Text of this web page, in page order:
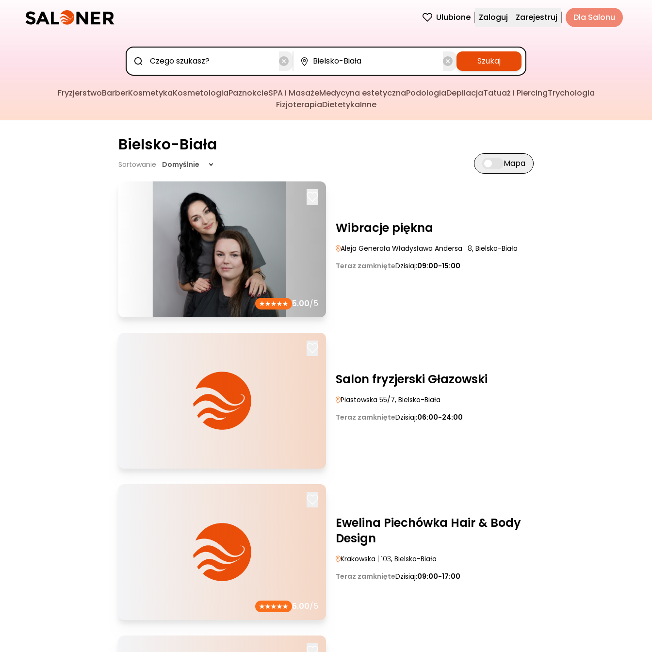
Ulubione Zaloguj Zarejestruj Dla Salonu
Szukaj
FryzjerstwoBarberKosmetykaKosmetologiaPaznokcieSPA i MasażeMedycyna estetycznaPodologiaDepilacjaTatuaż i PiercingTrychologia
FizjoterapiaDietetykaInne
Bielsko-Biała
Sortowanie Domyślnie Przełącz widok mapy
Mapa
5.00/5
Wibracje piękna
Aleja Generała Władysława Andersa | 8, Bielsko-Biała
Teraz zamknięteDzisiaj:09:00-15:00
Salon fryzjerski Głazowski
Piastowska 55/7, Bielsko-Biała
Teraz zamknięteDzisiaj:06:00-24:00
5.00/5
Ewelina Piechówka Hair & Body
Design
Krakowska | 103, Bielsko-Biała
Teraz zamknięteDzisiaj:09:00-17:00